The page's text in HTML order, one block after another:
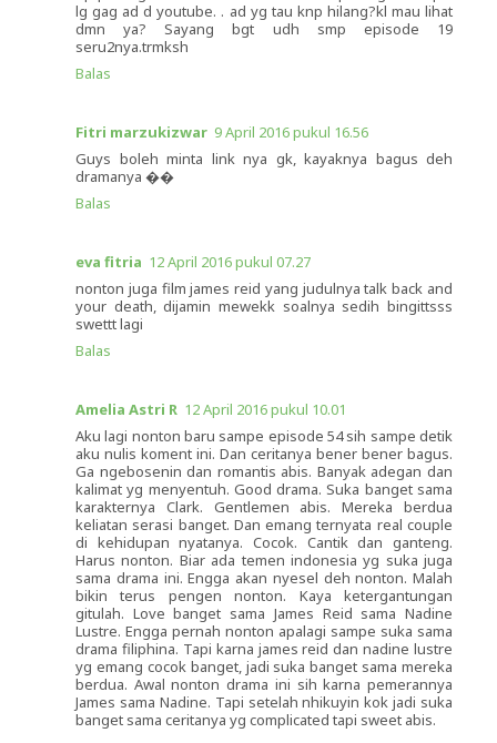
lg gag ad d youtube. . ad yg tau knp hilang?kl mau lihat
dmn ya? Sayang bgt udh smp episode 19
seru2nya.trmksh
Balas
Fitri marzukizwar 9 April 2016 pukul 16.56
Guys boleh minta link nya gk, kayaknya bagus deh
dramanya ��
Balas
eva fitria 12 April 2016 pukul 07.27
nonton juga film james reid yang judulnya talk back and
your death, dijamin mewekk soalnya sedih bingittsss
swettt lagi
Balas
Amelia Astri R 12 April 2016 pukul 10.01
Aku lagi nonton baru sampe episode 54 sih sampe detik
aku nulis koment ini. Dan ceritanya bener bener bagus.
Ga ngebosenin dan romantis abis. Banyak adegan dan
kalimat yg menyentuh. Good drama. Suka banget sama
karakternya Clark. Gentlemen abis. Mereka berdua
keliatan serasi banget. Dan emang ternyata real couple
di kehidupan nyatanya. Cocok. Cantik dan ganteng.
Harus nonton. Biar ada temen indonesia yg suka juga
sama drama ini. Engga akan nyesel deh nonton. Malah
bikin terus pengen nonton. Kaya ketergantungan
gitulah. Love banget sama James Reid sama Nadine
Lustre. Engga pernah nonton apalagi sampe suka sama
drama filiphina. Tapi karna james reid dan nadine lustre
yg emang cocok banget, jadi suka banget sama mereka
berdua. Awal nonton drama ini sih karna pemerannya
James sama Nadine. Tapi setelah nhikuyin kok jadi suka
banget sama ceritanya yg complicated tapi sweet abis.